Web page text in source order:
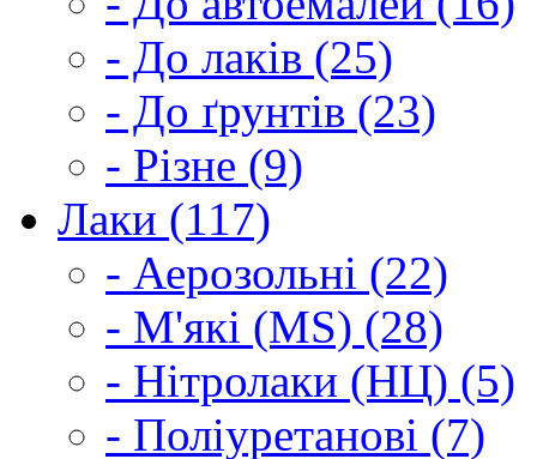
- До лаків (25)
- До ґрунтів (23)
- Різне (9)
Лаки (117)
- Аерозольні (22)
- М'які (MS) (28)
- Нітролаки (НЦ) (5)
- Поліуретанові (7)